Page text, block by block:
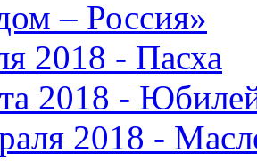
– Россия»
2018 - Пасха
2018 -
2018 -